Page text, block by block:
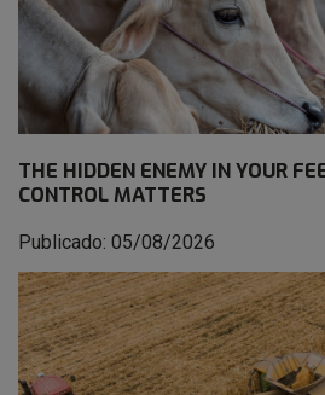
THE HIDDEN ENEMY IN YOUR
CONTROL MATTERS
Publicado: 05/08/2026